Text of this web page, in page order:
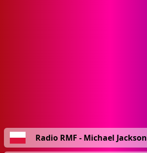
Radio RMF - Michael Jackson